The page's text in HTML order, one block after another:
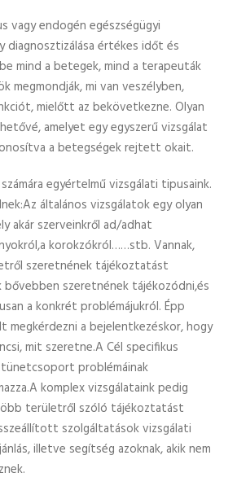
vagy endogén egészségügyi
diagnosztizálása értékes időt és
mind a betegek, mind a terapeuták
megmondják, mi van veszélyben,
mielőtt az bekövetkezne. Olyan
amelyet egy egyszerű vizsgálat
a betegségek rejtett okait.
egyértelmű vizsgálati tipusaink.
általános vizsgálatok egy olyan
akár szerveinkről ad/adhat
korokzókról……stb. Vannak,
szeretnének tájékoztatást
bővebben szeretnének tájékozódni,és
a konkrét problémájukról. Épp
megkérdezni a bejelentkezéskor, hogy
mit szeretne.A Cél specifikus
problémáinak
komplex vizsgálataink pedig
területről szóló tájékoztatást
szolgáltatások vizsgálati
illetve segítség azoknak, akik nem